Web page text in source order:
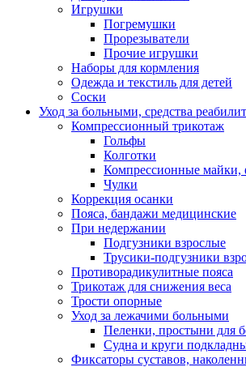
Игрушки
Погремушки
Прорезыватели
Прочие игрушки
Наборы для кормления
Одежда и текстиль для детей
Соски
Уход за больными, средства
Компрессионный трикотаж
Гольфы
Колготки
Компрессионные майки,
Чулки
Коррекция осанки
Пояса, бандажи медицинские
При недержании
Подгузники взрослые
Трусики-подгузники
Противорадикулитные пояса
Трикотаж для снижения веса
Трости опорные
Уход за лежачими больными
Пеленки, простыни для
Судна и круги
Фиксаторы суставов,